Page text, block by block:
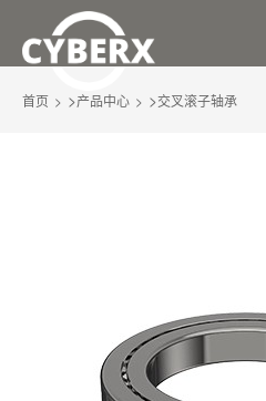
首页 >产品中心 >交叉滚子轴承